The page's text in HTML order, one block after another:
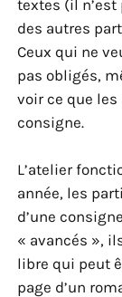
textes (il
des autres
Ceux qui ne
pas obligés,
voir ce que
consigne.
L’atelier
année, les
d’une
« avancés »,
libre qui peut
page d’un